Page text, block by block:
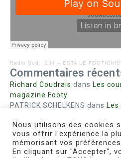
Radio Sud · 234 – ESTA LE
Commentaires
Richard Coudrais dans Les
magazine Footy
PATRICK SCHELKENS dans
Bohn fabiennedans Intrigues
Steph. RUTA dansLust for
MIRMANDdansPieds agiles
Nous utilisons des cookies
vous offrir l'expérience la
mémorisant vos
En cliquant sur "Accepter",